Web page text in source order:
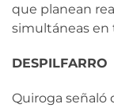
que planean
simultáneas en
DESPILFARRO
Quiroga señaló